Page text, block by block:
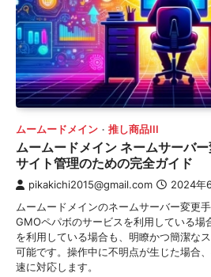
ムームードメイン 推し商品III
ムームードメイン ネームサーバ
サイト管理のための完全ガイド
pikakichi2015@gmail.com 2024年
ムームードメインのネームサーバー変更
GMOペパボのサービスを利用している場
を利用している場合も、明瞭かつ簡潔な
可能です。操作中に不明点が生じた場合
速に対応します。